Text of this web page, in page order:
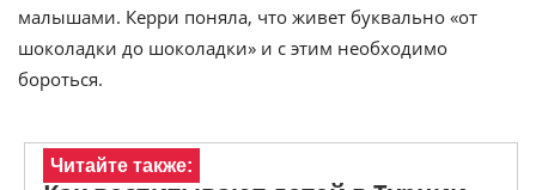
малышами. Керри поняла, что живет буквально «от
шоколадки до шоколадки» и с этим необходимо
бороться.
Читайте также: